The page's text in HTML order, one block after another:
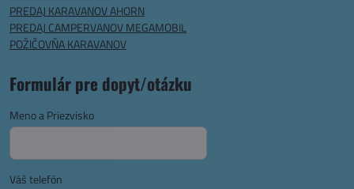
PREDAJ KARAVANOV AHORN
PREDAJ CAMPERVANOV MEGAMOBIL
POŽIČOVŇA KARAVANOV
Formulár pre dopyt/otázku
Meno a Priezvisko
Váš telefón